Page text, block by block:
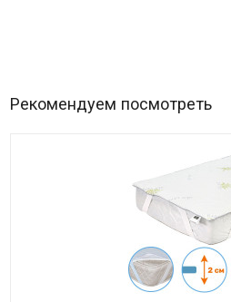
Рекомендуем посмотреть